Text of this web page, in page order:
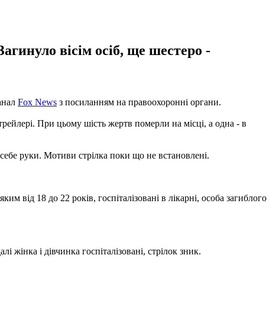
вісім осіб, ще шестеро -
Fox News з посиланням на правоохоронні органи.
При цьому шість жертв померли на місці, а одна - в
руки. Мотиви стрілка поки що не встановлені.
від 18 до 22 років, госпіталізовані в лікарні, особа загиблого
і дівчинка госпіталізовані, стрілок зник.